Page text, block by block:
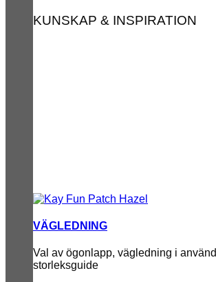
KUNSKAP & INSPIRATION
VÄGLEDNING
Val av ögonlapp, vägledning i
storleksguide